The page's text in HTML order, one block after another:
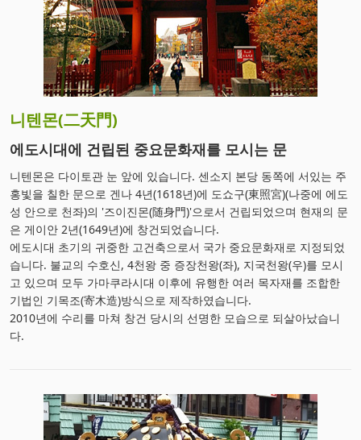
니텐몬(二天門)
에도시대에 건립된 중요문화재를 모시는 문
니텐몬은 다이토관 눈 앞에 있습니다. 센소지 본당 동쪽에 서있는 주
홍빛을 칠한 문으로 겐나 4년(1618년)에 도쇼구(東照宮)(나중에 에도
성 안으로 천좌)의 '즈이진몬(随身門)'으로서 건립되었으며 현재의 문
은 게이안 2년(1649년)에 창건되었습니다.
에도시대 초기의 귀중한 고건축으로서 국가 중요문화재로 지정되었
습니다. 불교의 수호신, 4천왕 중 증장천왕(좌), 지국천왕(우)를 모시
고 있으며 모두 가마쿠라시대 이후에 유행한 여러 목자재를 조합한
기법인 기목조(寄木造)방식으로 제작하였습니다.
2010년에 수리를 마쳐 창건 당시의 선명한 모습으로 되살아났습니
다.